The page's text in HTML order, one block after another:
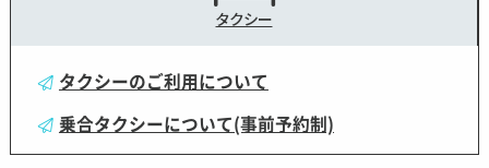
タクシー
タクシーのご利用について
乗合タクシーについて(事前予約制)